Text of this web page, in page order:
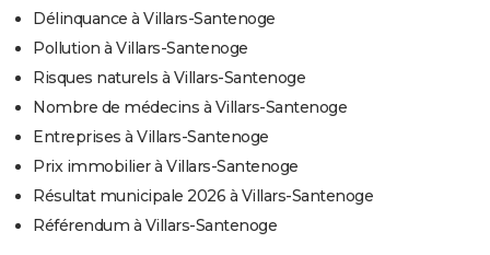
Délinquance à Villars-Santenoge
Pollution à Villars-Santenoge
Risques naturels à Villars-Santenoge
Nombre de médecins à Villars-Santenoge
Entreprises à Villars-Santenoge
Prix immobilier à Villars-Santenoge
Résultat municipale 2026 à Villars-Santenoge
Référendum à Villars-Santenoge